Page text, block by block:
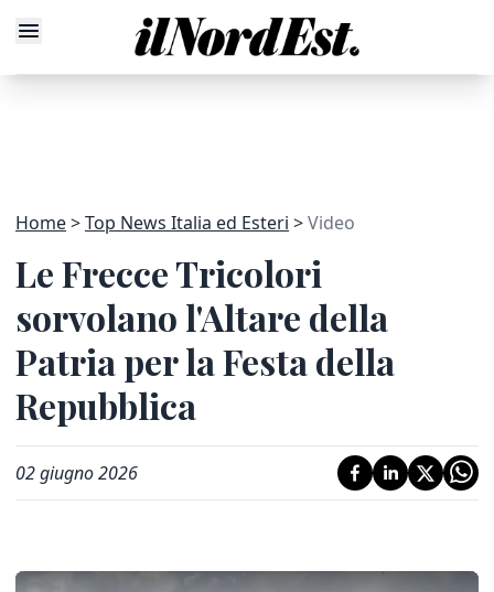
Home Top News Italia ed Esteri Video
Le Frecce Tricolori
sorvolano l'Altare della
Patria per la Festa della
Repubblica
02 giugno 2026